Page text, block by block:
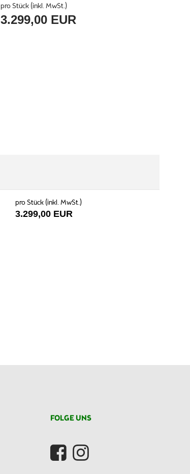
pro Stück (inkl. MwSt.)
3.299,00 EUR
pro Stück (inkl. MwSt.)
3.299,00 EUR
FOLGE UNS